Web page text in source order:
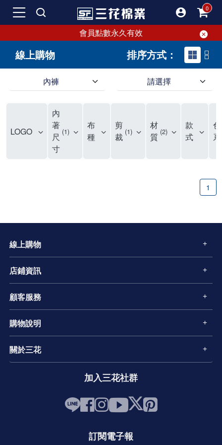
會員點數永久有效
線上購物 排序方式：
內褲 請選擇
LOGO
內
著
尺
寸
1
布
種
剪
裁 1
材
質 2
款
式
色
系
1
線上購物
店鋪資訊
顧客服務
購物說明
關於三花
加入三花社群
訂閱電子報